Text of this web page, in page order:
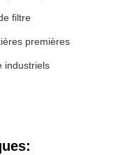
filtre
premières
industriels